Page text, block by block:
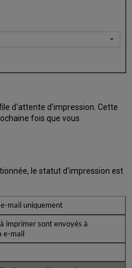
d'attente d'impression. Cette
fois que vous
le statut d'impression est
mail uniquement
à imprimer sont envoyés à
e-mail